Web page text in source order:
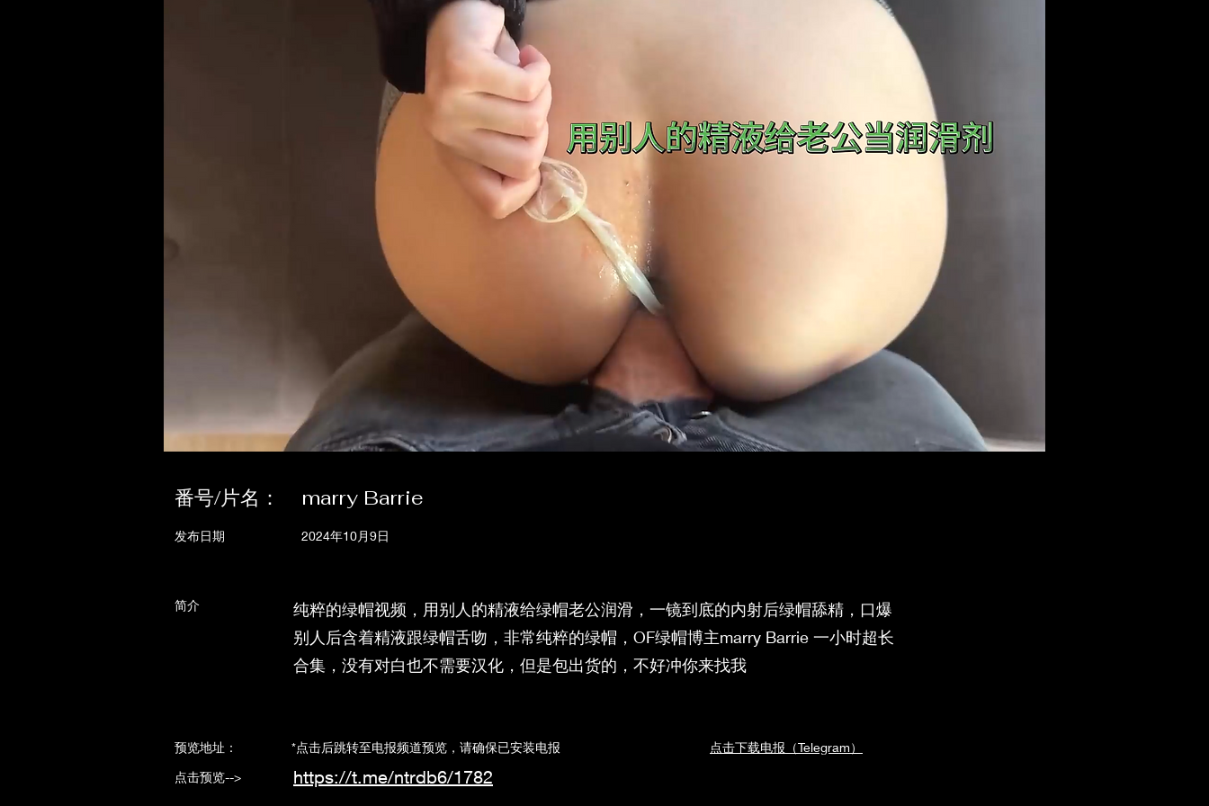
番号/片名：
发布日期
marry Barrie
2024年10月9日
简介
纯粹的绿帽视频，用别人的精液给绿帽老公润滑，一镜到底的内射后绿帽舔精，口爆
别人后含着精液跟绿帽舌吻，非常纯粹的绿帽，OF绿帽博主marry Barrie 一小时超长
合集，没有对白也不需要汉化，但是包出货的，不好冲你来找我
​预览地址： *点击后跳转至电报频道预览，请确保已安装电报
点击下载电报（Telegram）
点击预览-->
https://t.me/ntrdb6/1782